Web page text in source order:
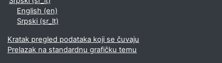
English ‎(en)‎
Srpski ‎(sr_lt)‎
Kratak pregled podataka koji se čuvaju
Prelazak na standardnu grafičku temu